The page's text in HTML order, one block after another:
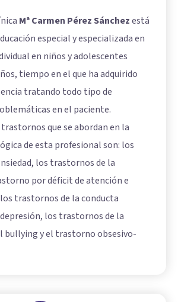
Mª Carmen Pérez Sánchezestá
especial y especializada en
en niños y adolescentes
tiempo en el que ha adquirido
tratando todo tipo de
en el paciente.
que se abordan en la
de esta profesional son: los
los trastornos de la
por déficit de atención e
trastornos de la conducta
los trastornos de la
bullying y el trastorno obsesivo-